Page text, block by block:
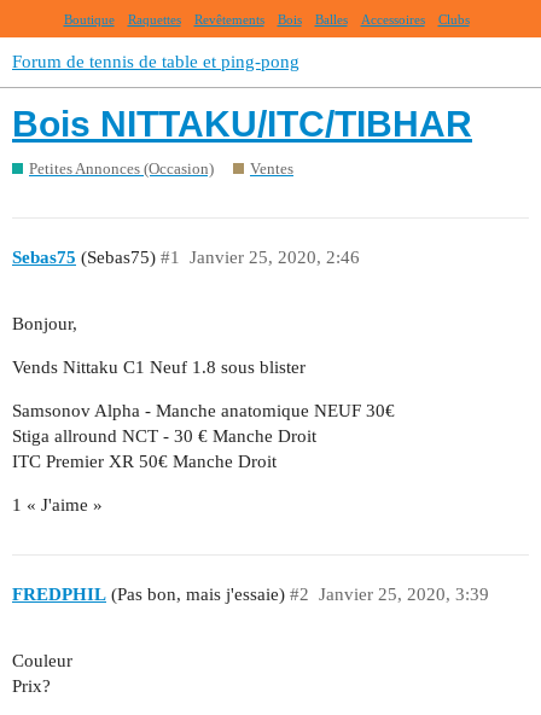
Boutique Raquettes Revêtements Bois Balles Accessoires Clubs
Forum de tennis de table et ping-pong
Bois NITTAKU/ITC/TIBHAR
Petites Annonces (Occasion) Ventes
Sebas75 (Sebas75) Janvier 25, 2020, 2:46
#1
Bonjour,
Vends Nittaku C1 Neuf 1.8 sous blister
Samsonov Alpha - Manche anatomique NEUF 30€
Stiga allround NCT - 30 € Manche Droit
ITC Premier XR 50€ Manche Droit
1 « J'aime »
FREDPHIL (Pas bon, mais j'essaie) Janvier 25, 2020, 3:39
#2
Couleur
Prix?